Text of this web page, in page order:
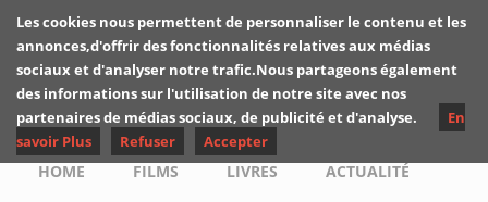
Skip to main content
Les critiques de
Yuyine
Main menu
HOME FILMS LIVRES ACTUALITÉ
Les cookies nous permettent de personnaliser le contenu et les
annonces,d'offrir des fonctionnalités relatives aux médias
sociaux et d'analyser notre trafic.Nous partageons également
des informations sur l'utilisation de notre site avec nos
partenaires de médias sociaux, de publicité et d'analyse.
En
savoir Plus
Refuser Accepter